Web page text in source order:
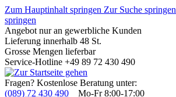
Zum Hauptinhalt springen Zur Suche springen
springen
Angebot nur an gewerbliche Kunden
Lieferung innerhalb 48 St.
Grosse Mengen lieferbar
Service-Hotline +49 89 72 430 490
Fragen? Kostenlose Beratung unter:
(089) 72 430 490
Mo-Fr 8:00-17:00